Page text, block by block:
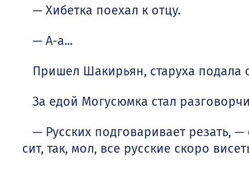
— Хибетка поехал к отцу.
— А-а...
Пришел Шакирьян, старуха подала
За едой Могусюмка стал
— Русских подговаривает резать,
сит, так, мол, все русские скоро